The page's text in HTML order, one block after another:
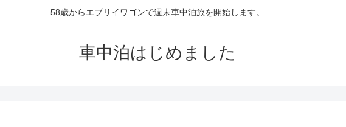
58歳からエブリイワゴンで週末車中泊旅を開始します。
車中泊はじめました